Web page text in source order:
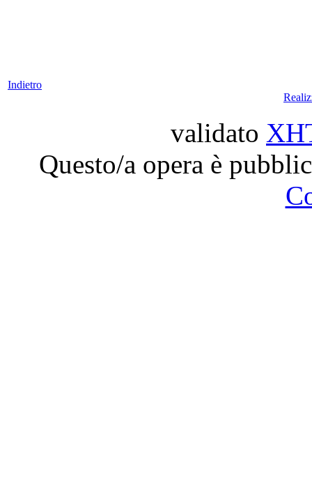
Indietro
validato
Questo/a opera è